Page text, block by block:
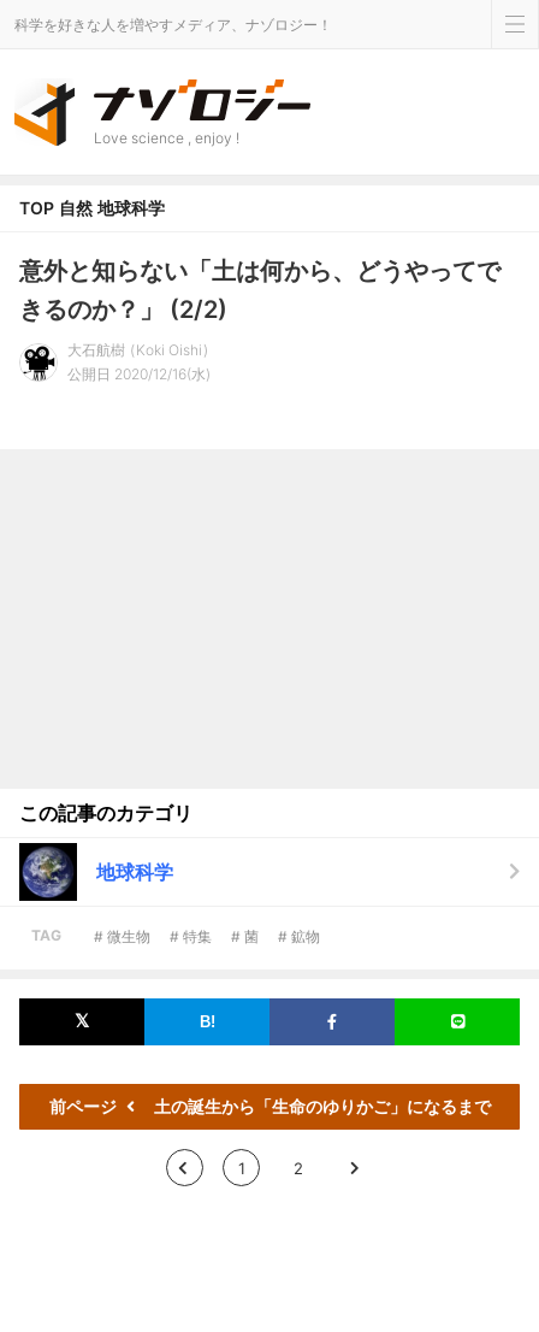
科学を好きな人を増やすメディア、ナゾロジー！
Love science , enjoy !
TOP 自然 地球科学
意外と知らない「土は何から、どうやってで
きるのか？」 (2/2)
大石航樹
Koki Oishi
公開日 2020/12/16(水)
この記事のカテゴリ
地球科学
TAG # 微生物 # 特集 # 菌 # 鉱物
前ページ 土の誕生から「生命のゆりかご」になるまで
< 1 2 >